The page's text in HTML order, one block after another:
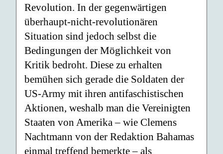
Revolution. In der gegenwärtigen
überhaupt-nicht-revolutionären
Situation sind jedoch selbst die
Bedingungen der Möglichkeit von
Kritik bedroht. Diese zu erhalten
bemühen sich gerade die Soldaten der
US-Army mit ihren antifaschistischen
Aktionen, weshalb man die Vereinigten
Staaten von Amerika – wie Clemens
Nachtmann von der Redaktion Bahamas
einmal treffend bemerkte – als